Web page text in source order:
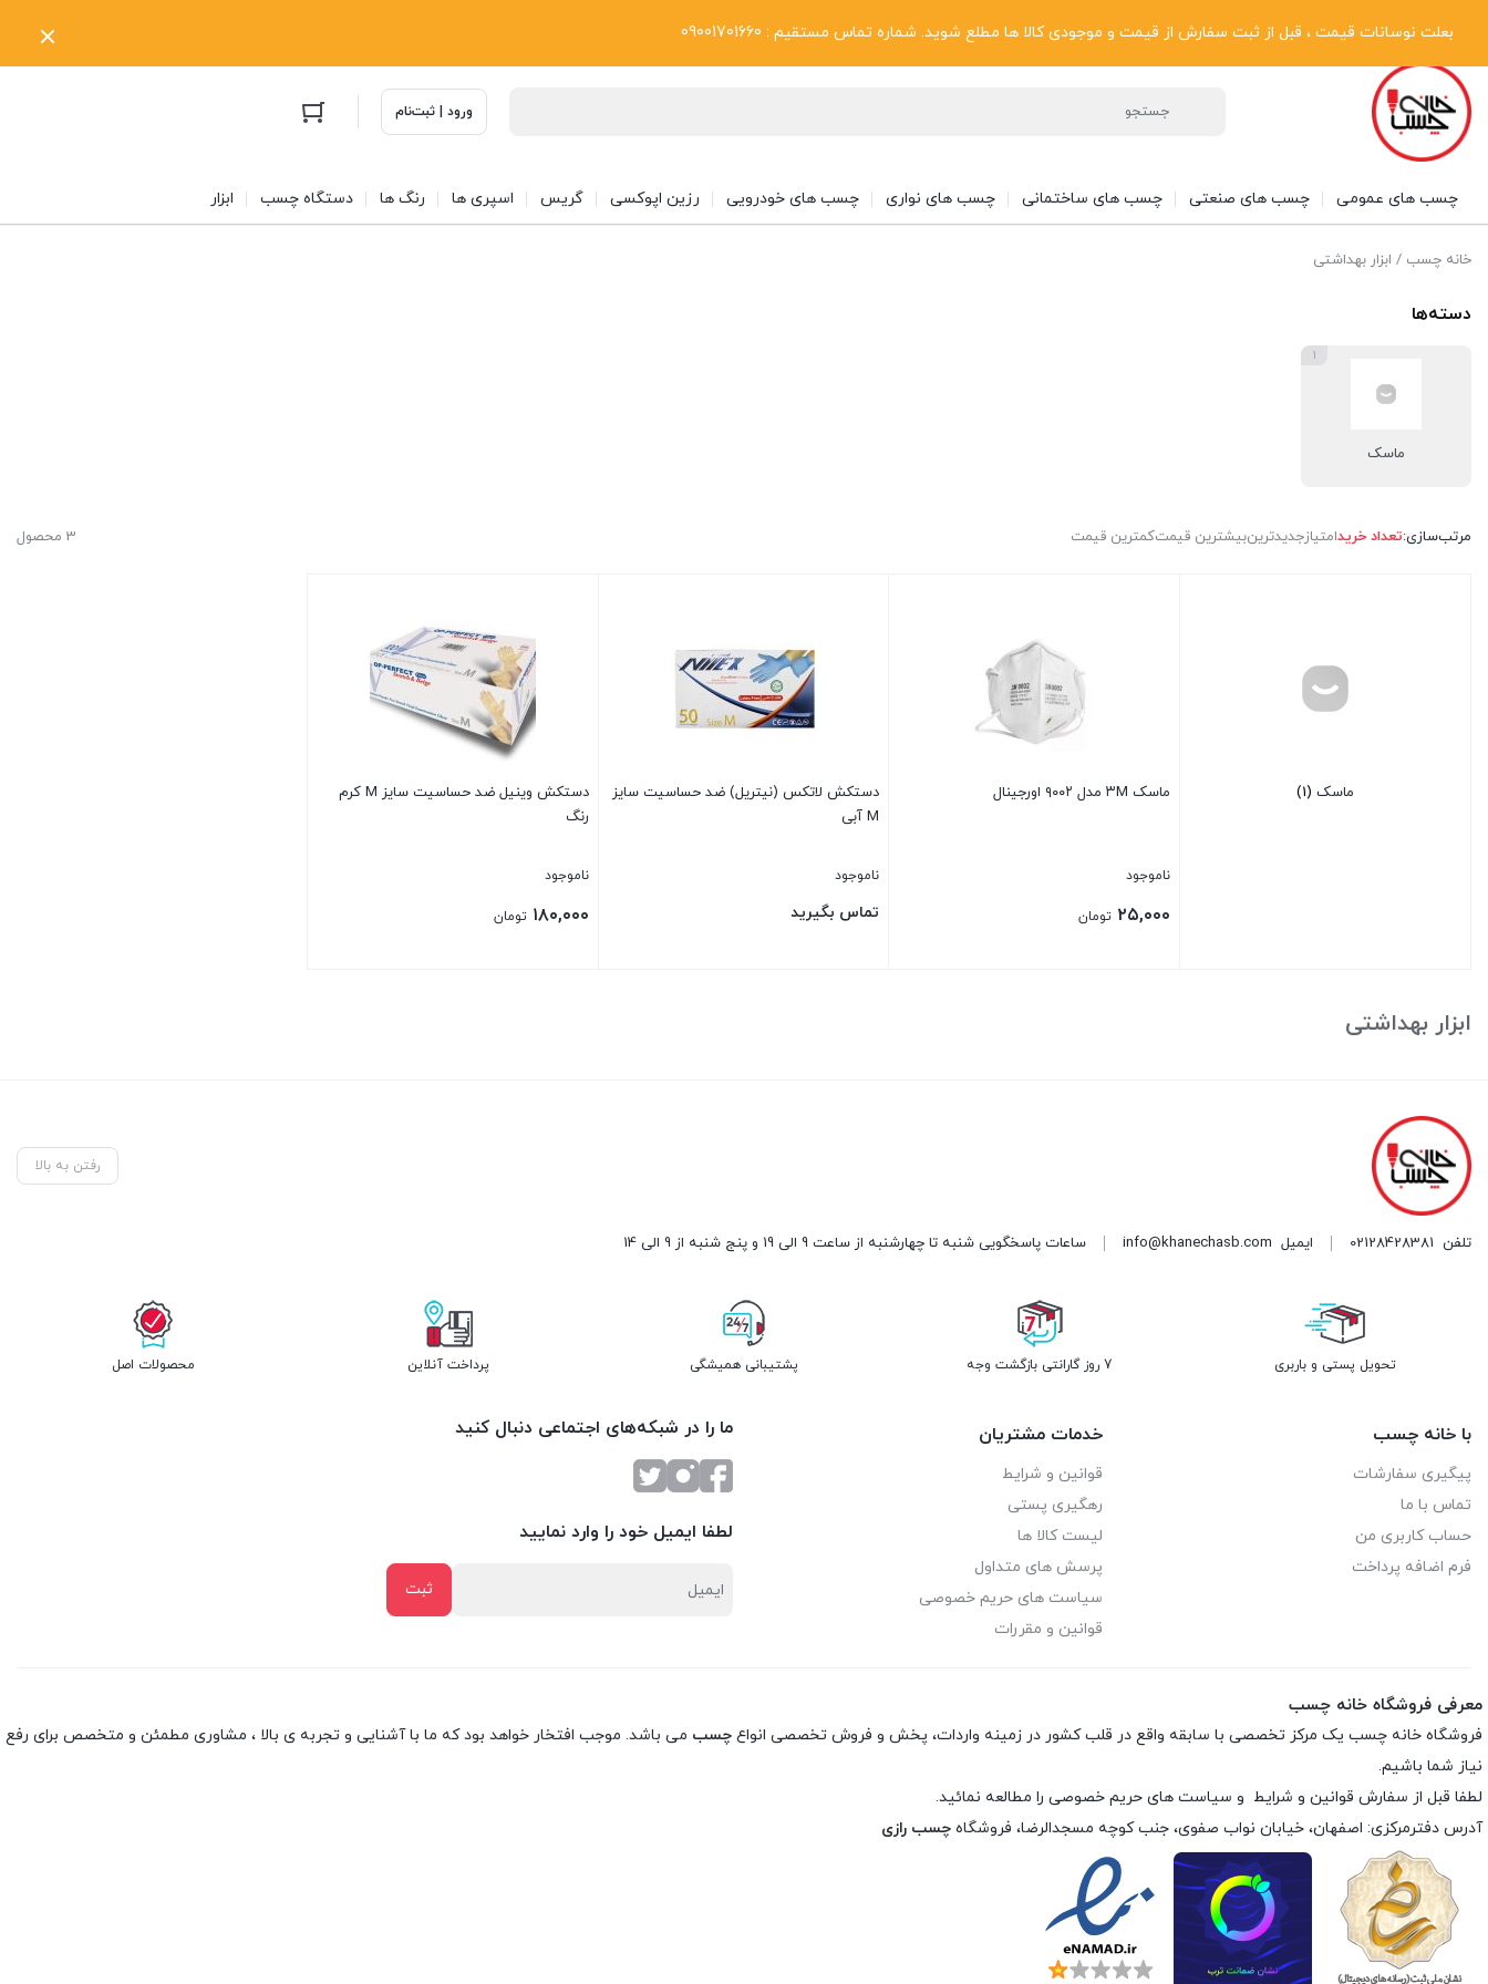
بعلت نوسانات قیمت ، قبل از ثبت سفارش از قیمت و موجودی کالا ها مطلع شوید. شماره تماس مستقیم : 09001701660
پیگیری سفارشات دریافت فاکتور رسمی تماس با ما درباره ما بلاگ
ورود | ثبت‌نام
چسب های عمومی چسب های صنعتی چسب های ساختمانی چسب های نواری چسب های خودرویی رزین اپوکسی گریس اسپری ها رنگ ها دستگاه چسب ابزار
خانه چسب / ابزار بهداشتی
دسته‌ها
ماسک
1
3 محصول مرتب‌سازی:تعداد خریدامتیازجدیدترینبیشترین قیمتکمترین قیمت
ماسک (1) ماسک ۳M مدل ۹۰۰۲ اورجینال
ناموجود
۲۵,۰۰۰ تومان
دستکش لاتکس (نیتریل) ضد حساسیت سایز
M آبی
ناموجود
تماس بگیرید
دستکش وینیل ضد حساسیت سایز M کرم
رنگ
ناموجود
۱۸۰,۰۰۰ تومان
ابزار بهداشتی
رفتن به بالا
تلفن 02128428381 ایمیل info@khanechasb.com ساعات پاسخگویی شنبه تا چهارشنبه از ساعت 9 الی 19 و پنج شنبه از 9 الی 14
تحویل پستی و باربری 7 روز گارانتی بازگشت وجه پشتیبانی همیشگی پرداخت آنلاین محصولات اصل
با خانه چسب
پیگیری سفارشات
تماس با ما
حساب کاربری من
فرم اضافه پرداخت
خدمات مشتریان
قوانین و شرایط
رهگیری پستی
لیست کالا ها
پرسش های متداول
سیاست های حریم خصوصی
قوانین و مقررات
ما را در شبکه‌های اجتماعی دنبال کنید
لطفا ایمیل خود را وارد نمایید
معرفی فروشگاه خانه چسب
فروشگاه خانه چسب یک مرکز تخصصی با سابقه واقع در قلب کشور در زمینه واردات، پخش و فروش تخصصی انواع چسب می باشد. موجب افتخار خواهد بود که ما با آشنایی و تجربه ی بالا ، مشاوری مطمئن و متخصص برای رفع
نیاز شما باشیم.
لطفا قبل از سفارش قوانین و شرایط و سیاست های حریم خصوصی را مطالعه نمائید.
آدرس دفترمرکزی: اصفهان، خیابان نواب صفوی، جنب کوچه مسجدالرضا، فروشگاه چسب رازی